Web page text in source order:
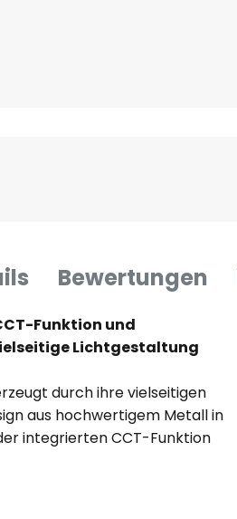
Bewertungen
Funktion und
Lichtgestaltung
durch ihre vielseitigen
aus hochwertigem Metall in
integrierten CCT-Funktion
der Lichtfarbe in drei
oder Küchenbereichen.